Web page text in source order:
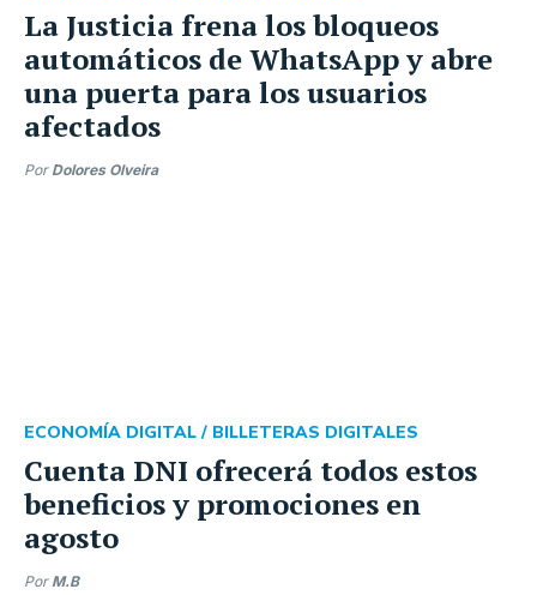
La Justicia frena los bloqueos
automáticos de WhatsApp y abre
una puerta para los usuarios
afectados
Por Dolores Olveira
Cuenta DNI ofrecerá todos estos
beneficios y promociones en
agosto
ECONOMÍA DIGITAL / BILLETERAS DIGITALES
Por M.B